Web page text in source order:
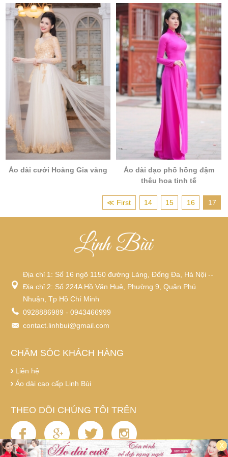
Áo dài cưới Hoàng Gia vàng
Áo dài dạo phố hồng đậm
thêu hoa tinh tế
≪ First 14 15 16 17
Địa chỉ 1: Số 16 ngõ 1150 đường Láng, Đống Đa, Hà Nội --
Địa chỉ 2: Số 224A Hồ Văn Huê, Phường 9, Quận Phú
Nhuận, Tp Hồ Chí Minh
0928886989 - 0943466999
contact.linhbui@gmail.com
CHĂM SÓC KHÁCH HÀNG
Liên hệ
Áo dài cao cấp Linh Bùi
THEO DÕI CHÚNG TÔI TRÊN